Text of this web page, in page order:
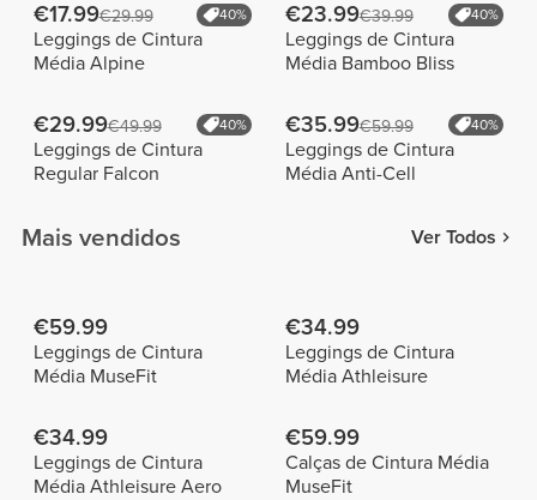
€17.99€29.99 40%
Leggings de Cintura
Média Alpine
€23.99€39.99 40%
Leggings de Cintura
Média Bamboo Bliss
€29.99€49.99 40%
Leggings de Cintura
Regular Falcon
€35.99€59.99 40%
Leggings de Cintura
Média Anti-Cell
Mais vendidos Ver Todos
€59.99
Leggings de Cintura
Média MuseFit
€34.99
Leggings de Cintura
Média Athleisure
€34.99
Leggings de Cintura
Média Athleisure Aero
€59.99
Calças de Cintura Média
MuseFit